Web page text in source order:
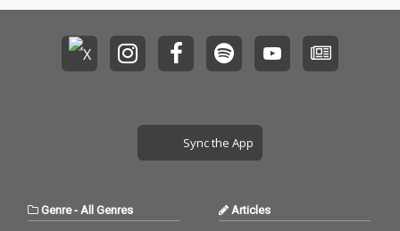
Sync the App
Genre- All Genres Articles